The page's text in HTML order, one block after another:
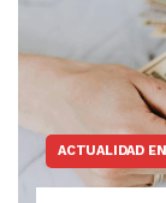
ACTUALIDAD